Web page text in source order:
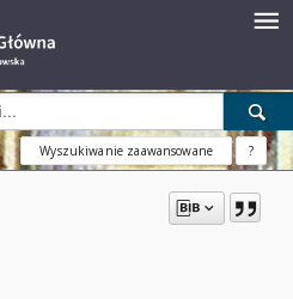
Wyszukiwanie zaawansowane ?